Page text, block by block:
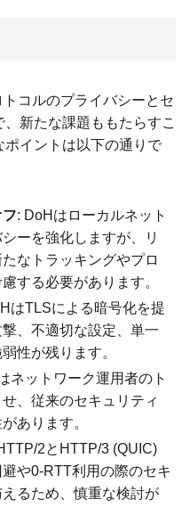
コルのプライバシーとセ
新たな課題ももたらすこ
ポイントは以下の通りで
: DoHはローカルネット
ーを強化しますが、リ
なトラッキングやプロ
する必要があります。
はTLSによる暗号化を提
、不適切な設定、単一
性が残ります。
ネットワーク運用者のト
、従来のセキュリティ
あります。
2とHTTP/3 (QUIC)
や0-RTT利用の際のセキ
るため、慎重な検討が